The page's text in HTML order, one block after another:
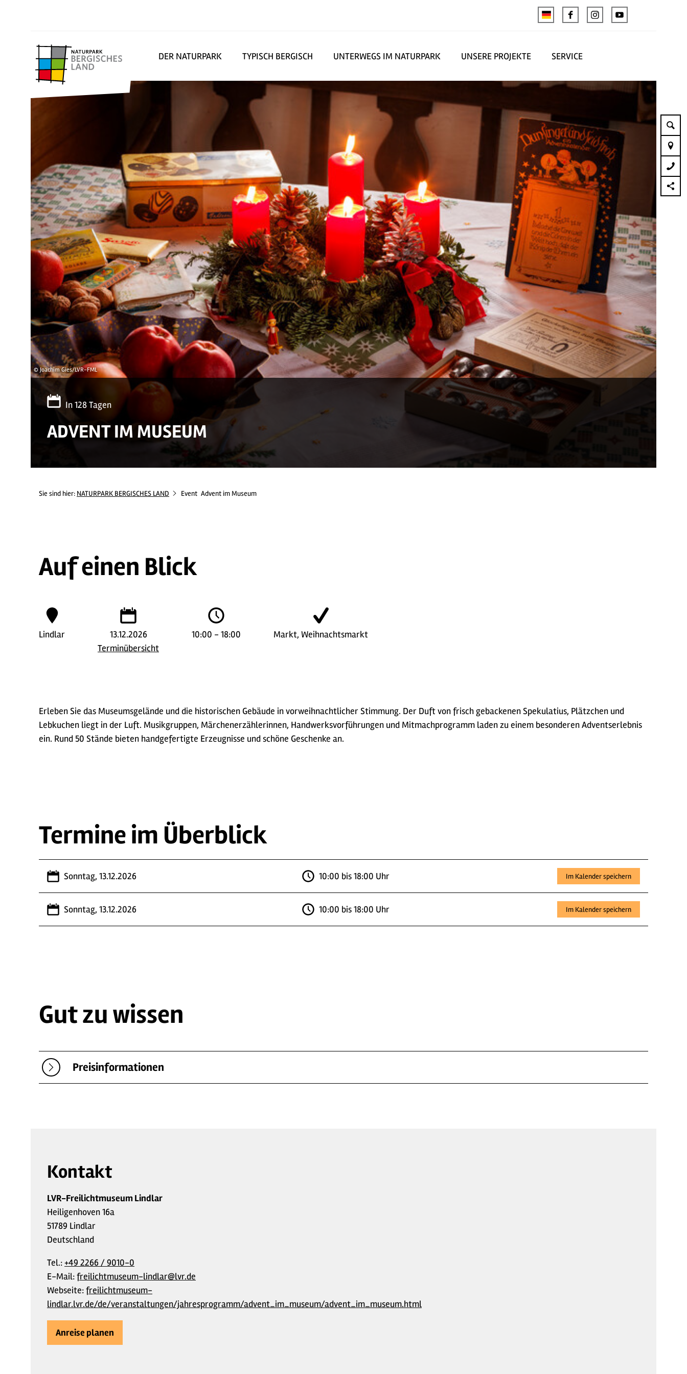
DER NATURPARK TYPISCH BERGISCH UNTERWEGS IM NATURPARK UNSERE PROJEKTE SERVICE
© Joachim Gies/LVR-FML
In 128 Tagen
ADVENT IM MUSEUM
Sie sind hier: NATURPARK BERGISCHES LAND Event Advent im Museum
Auf einen Blick
Lindlar
13.12.2026
Terminübersicht
10:00 - 18:00 Markt, Weihnachtsmarkt
Erleben Sie das Museumsgelände und die historischen Gebäude in vorweihnachtlicher Stimmung. Der Duft von frisch gebackenen Spekulatius, Plätzchen und
Lebkuchen liegt in der Luft. Musikgruppen, Märchenerzählerinnen, Handwerksvorführungen und Mitmachprogramm laden zu einem besonderen Adventserlebnis
ein. Rund 50 Stände bieten handgefertigte Erzeugnisse und schöne Geschenke an.
Termine im Überblick
Sonntag, 13.12.2026 10:00 bis 18:00 Uhr Im Kalender speichern
Sonntag, 13.12.2026 10:00 bis 18:00 Uhr Im Kalender speichern
Gut zu wissen
Preisinformationen
Kontakt
LVR-Freilichtmuseum Lindlar
Heiligenhoven 16a
51789 Lindlar
Deutschland
Tel.:+49 2266 / 9010-0
E-Mail:freilichtmuseum-lindlar@lvr.de
Webseite:freilichtmuseum-
lindlar.lvr.de/de/veranstaltungen/jahresprogramm/advent_im_museum/advent_im_museum.html
Anreise planen